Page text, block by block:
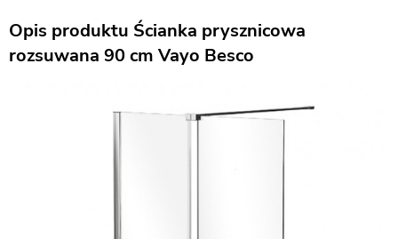
Opis produktu Ścianka prysznicowa
rozsuwana 90 cm Vayo Besco